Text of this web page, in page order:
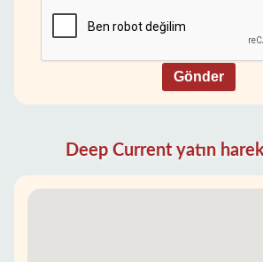
Gönder
Deep Current yatın